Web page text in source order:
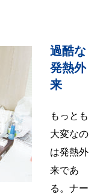
過酷な
発熱外
来
もっとも
大変なの
は発熱外
来であ
る。ナー